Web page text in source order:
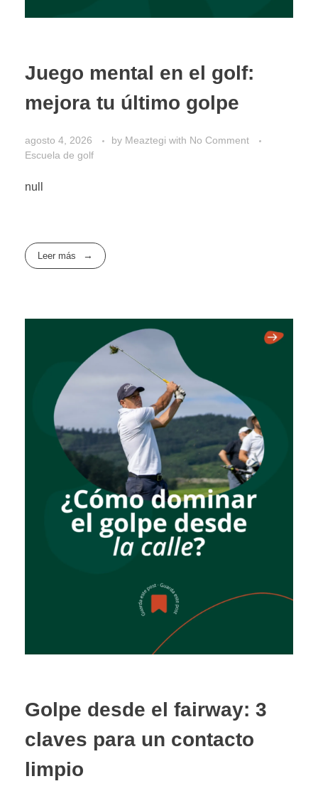
Juego mental en el golf:
mejora tu último golpe
agosto 4, 2026 by Meaztegi with No Comment
Escuela de golf
null
Leer más
Golpe desde el fairway: 3
claves para un contacto
limpio